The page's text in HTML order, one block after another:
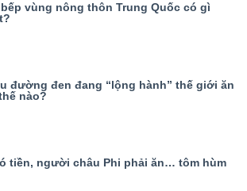
vùng nông thôn Trung Quốc có gì
đường đen đang “lộng hành” thế giới ăn
nào?
tiền, người châu Phi phải ăn… tôm hùm